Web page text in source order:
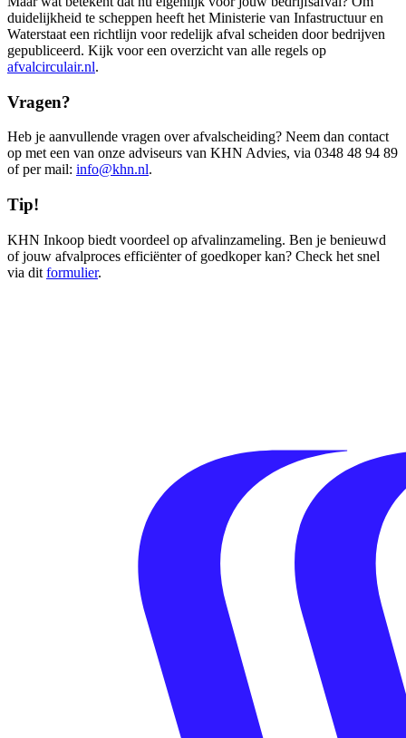
duidelijkheid te scheppen heeft het Ministerie van Infastructuur en
Waterstaat een richtlijn voor redelijk afval scheiden door bedrijven
gepubliceerd. Kijk voor een overzicht van alle regels op
afvalcirculair.nl.
Vragen?
Heb je aanvullende vragen over afvalscheiding? Neem dan contact
op met een van onze adviseurs van KHN Advies, via 0348 48 94 89
of per mail: info@khn.nl.
Tip!
KHN Inkoop biedt voordeel op afvalinzameling. Ben je benieuwd
of jouw afvalproces efficiënter of goedkoper kan? Check het snel
via dit formulier.